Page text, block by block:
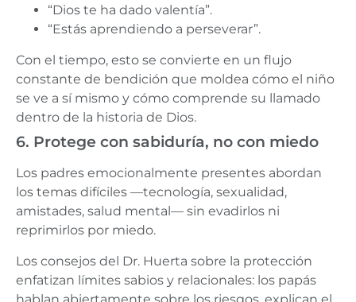
“Dios te ha dado valentía”.
“Estás aprendiendo a perseverar”.
Con el tiempo, esto se convierte en un flujo
constante de bendición que moldea cómo el niño
se ve a sí mismo y cómo comprende su llamado
dentro de la historia de Dios.
6. Protege con sabiduría, no con miedo
Los padres emocionalmente presentes abordan
los temas difíciles —tecnología, sexualidad,
amistades, salud mental— sin evadirlos ni
reprimirlos por miedo.
Los consejos del Dr. Huerta sobre la protección
enfatizan límites sabios y relacionales: los papás